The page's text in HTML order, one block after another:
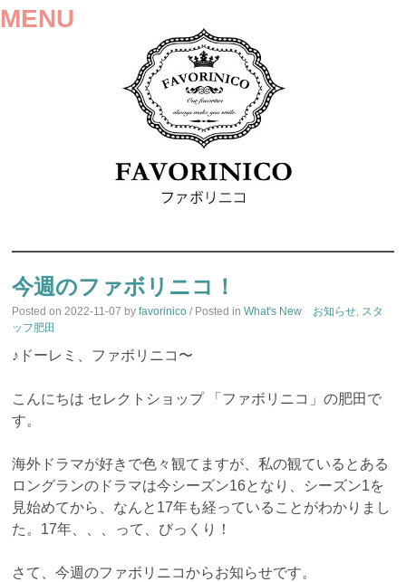
MENU
TO
CONTENT
今週のファボリニコ！
Posted on2022-11-07 byfavorinico / Posted inWhat's New お知らせ, スタ
ッフ肥田
♪ドーレミ、ファボリニコ〜
こんにちは セレクトショップ 「ファボリニコ」の肥田で
す。
海外ドラマが好きで色々観てますが、私の観ているとある
ロングランのドラマは今シーズン16となり、シーズン1を
見始めてから、なんと17年も経っていることがわかりまし
た。17年、、、って、びっくり！
さて、今週のファボリニコからお知らせです。